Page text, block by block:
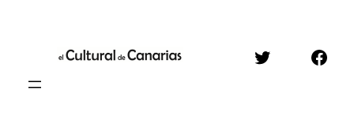
contenido
Twitter